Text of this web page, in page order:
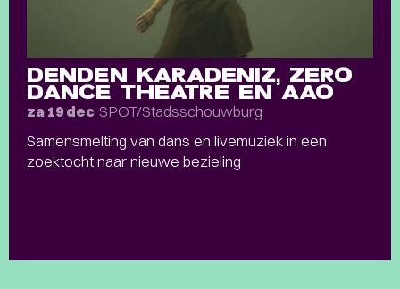
DENDEN KARADENIZ, ZERO
DANCE THEATRE EN AAO
za 19 dec SPOT/Stadsschouwburg
Samensmelting van dans en livemuziek in een
zoektocht naar nieuwe bezieling